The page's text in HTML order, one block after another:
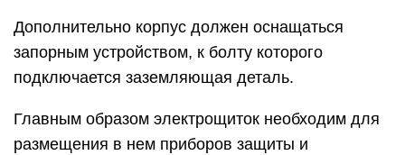
Дополнительно корпус должен оснащаться
запорным устройством, к болту которого
подключается заземляющая деталь.
Главным образом электрощиток необходим для
размещения в нем приборов защиты и